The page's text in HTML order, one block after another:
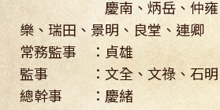
慶南、炳岳、仲雍、
樂、瑞田、景明、良堂、連卿
常務監事 ：貞雄
監事 ：文全、文祿、石明
總幹事 ：慶緒